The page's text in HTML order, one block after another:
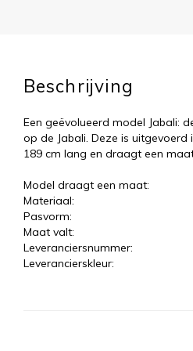
Beschrijving
Een geëvolueerd model Jabali:
op de Jabali. Deze is uitgevoerd
189 cm lang en draagt een
Model draagt een maat:
Materiaal:
Pasvorm:
Maat valt:
Leveranciersnummer:
Leverancierskleur: